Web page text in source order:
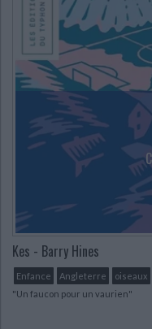
Kes - Barry Hines
Enfance Angleterre oiseaux
"Un faucon pour un vaurien"